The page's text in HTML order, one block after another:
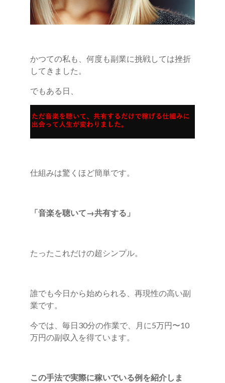
かつての私も、何度も副業に挑戦しては挫折
してきました。
でもある日、
仕組みは驚くほど簡単です。
「音楽を聴いて→共有する」
たったこれだけの超シンプル。
誰でも今日から始められる、再現性の高い副
業です。
今では、毎日30分の作業で、月に5万円〜10
万円の副収入を得ています。
この手法で実際に稼いでいる例を紹介しま